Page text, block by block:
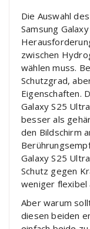
Die Auswahl
Samsung
zwischen
wählen muss.
Schutzgrad,
Eigenschaften.
Galaxy S25
besser als
den Bildschirm
Galaxy S25
Schutz gegen
weniger flexibel
Aber warum
diesen beiden